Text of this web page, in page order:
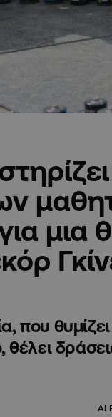
μια
που
θέλει